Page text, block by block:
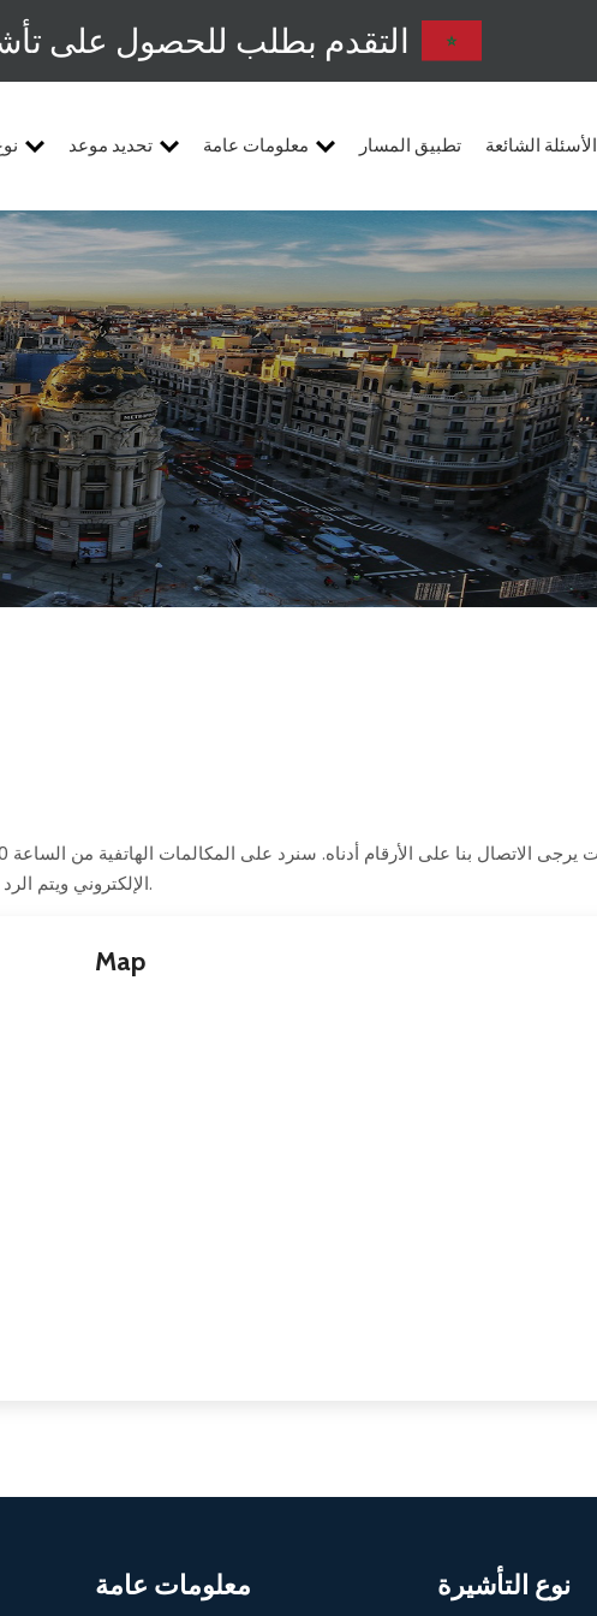
التقدم بطلب للحصول على
تحديد موعد معلومات عامة تطبيق المسار الأسئلة الشائعة
الإلكتروني ويتم الرد على الاستفسارات عبر البريد الإلكتروني من الاثنين إلى الجمعة، خلال يومي عمل.
Map
معلومات عامة نوع التأشيرة